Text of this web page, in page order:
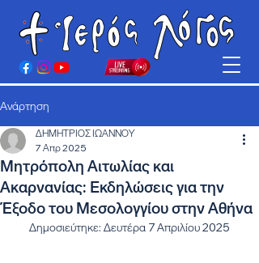
Ανάρτηση
Μητρόπολη Αιτωλίας και
Ακαρνανίας: Εκδηλώσεις για την
Έξοδο του Μεσολογγίου στην Αθήνα
ΔΗΜΗΤΡΙΟΣ ΙΩΑΝΝΟΥ
7 Απρ 2025
Δημοσιεύτηκε: Δευτέρα 7 Απριλίου 2025